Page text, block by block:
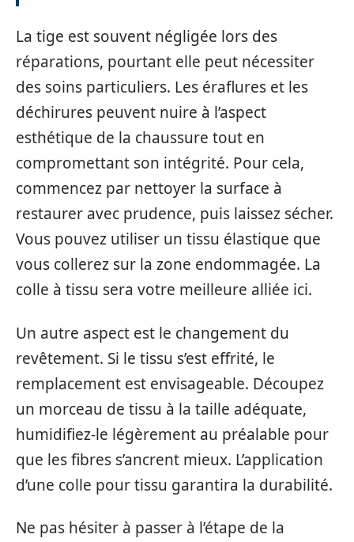
La tige est souvent négligée lors des
réparations, pourtant elle peut nécessiter
des soins particuliers. Les éraflures et les
déchirures peuvent nuire à l’aspect
esthétique de la chaussure tout en
compromettant son intégrité. Pour cela,
commencez par nettoyer la surface à
restaurer avec prudence, puis laissez sécher.
Vous pouvez utiliser un tissu élastique que
vous collerez sur la zone endommagée. La
colle à tissu sera votre meilleure alliée ici.
Un autre aspect est le changement du
revêtement. Si le tissu s’est effrité, le
remplacement est envisageable. Découpez
un morceau de tissu à la taille adéquate,
humidifiez-le légèrement au préalable pour
que les fibres s’ancrent mieux. L’application
d’une colle pour tissu garantira la durabilité.
Ne pas hésiter à passer à l’étape de la